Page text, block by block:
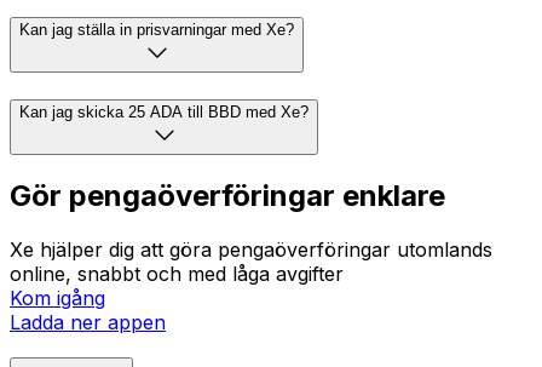
Kan jag ställa in prisvarningar med Xe?
Kan jag skicka 25 ADA till BBD med Xe?
Gör pengaöverföringar enklare
Xe hjälper dig att göra pengaöverföringar utomlands
online, snabbt och med låga avgifter
Kom igång
Ladda ner appen